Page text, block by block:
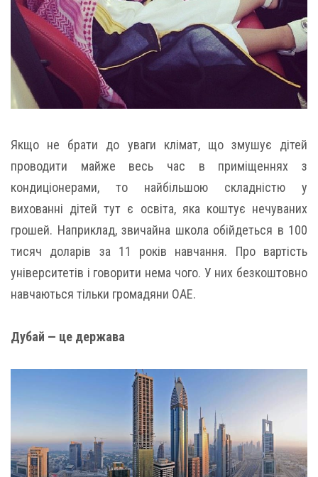
Якщо не брати до уваги клімат, що змушує дітей
проводити майже весь час в приміщеннях з
кондиціонерами, то найбільшою складністю у
вихованні дітей тут є освіта, яка коштує нечуваних
грошей. Наприклад, звичайна школа обійдеться в 100
тисяч доларів за 11 років навчання. Про вартість
університетів і говорити нема чого. У них безкоштовно
навчаються тільки громадяни ОАЕ.
Дубай — це держава